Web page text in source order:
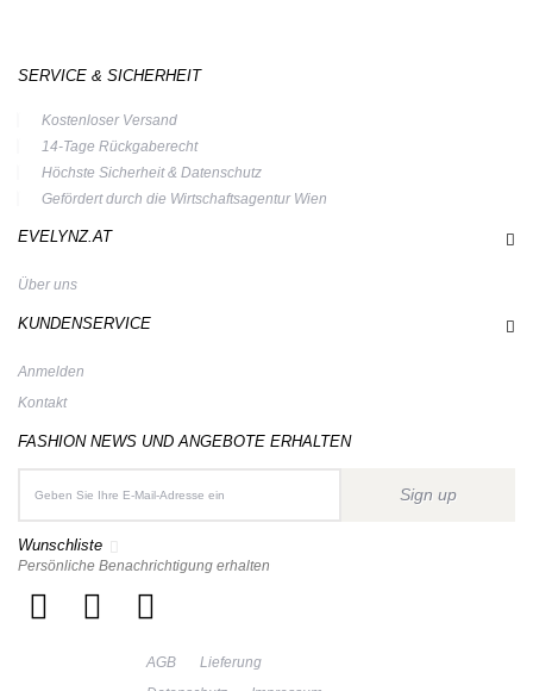
SERVICE & SICHERHEIT
Kostenloser Versand
14-Tage Rückgaberecht
Höchste Sicherheit & Datenschutz
Gefördert durch die Wirtschaftsagentur Wien
EVELYNZ.AT
Über uns
KUNDENSERVICE
Anmelden
Kontakt
FASHION NEWS UND ANGEBOTE ERHALTEN
Sign up
Wunschliste
Persönliche Benachrichtigung erhalten
AGB
Lieferung